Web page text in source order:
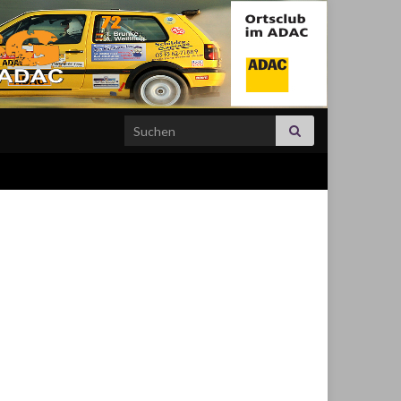
Search for: